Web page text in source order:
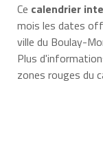
Ce calendrier
mois les dates
ville du Boulay-
Plus
zones rouges du